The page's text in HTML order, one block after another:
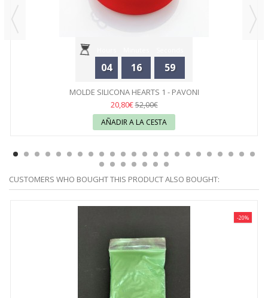
04 16 59
MOLDE SILICONA HEARTS 1 - PAVONI
20,80€52,00€
AÑADIR A LA CESTA
CUSTOMERS WHO BOUGHT THIS PRODUCT ALSO BOUGHT:
-20%